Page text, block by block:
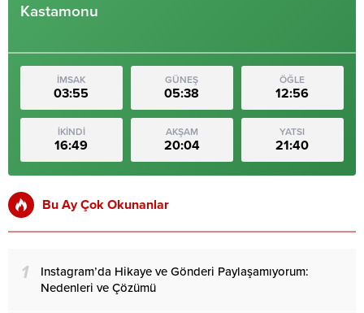
Kastamonu
İMSAK
03:55
GÜNEŞ
05:38
ÖĞLE
12:56
İKİNDİ
16:49
AKŞAM
20:04
YATSI
21:40
Bu Ay Çok Okunanlar
1
Instagram’da Hikaye ve Gönderi Paylaşamıyorum:
Nedenleri ve Çözümü